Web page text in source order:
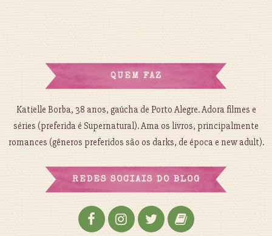
QUEM FAZ
Katielle Borba, 38 anos, gaúcha de Porto Alegre. Adora filmes e
séries (preferida é Supernatural). Ama os livros, principalmente
romances (gêneros preferidos são os darks, de época e new adult).
REDES SOCIAIS DO BLOG